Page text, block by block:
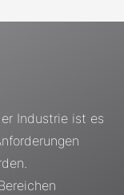
Industrie ist es